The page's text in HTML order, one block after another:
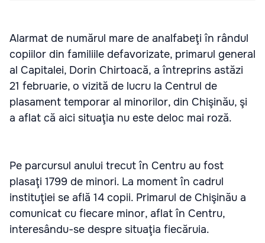
Alarmat de numărul mare de analfabeţi în rândul
copiilor din familiile defavorizate, primarul general
al Capitalei, Dorin Chirtoacă, a întreprins astăzi
21 februarie, o vizită de lucru la Centrul de
plasament temporar al minorilor, din Chişinău, şi
a aflat că aici situaţia nu este deloc mai roză.
Pe parcursul anului trecut în Centru au fost
plasaţi 1799 de minori. La moment în cadrul
instituţiei se află 14 copii. Primarul de Chişinău a
comunicat cu fiecare minor, aflat în Centru,
interesându-se despre situaţia fiecăruia.